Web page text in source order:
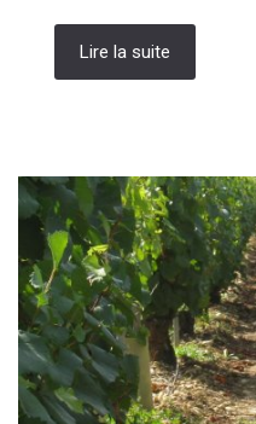
Lire la suite